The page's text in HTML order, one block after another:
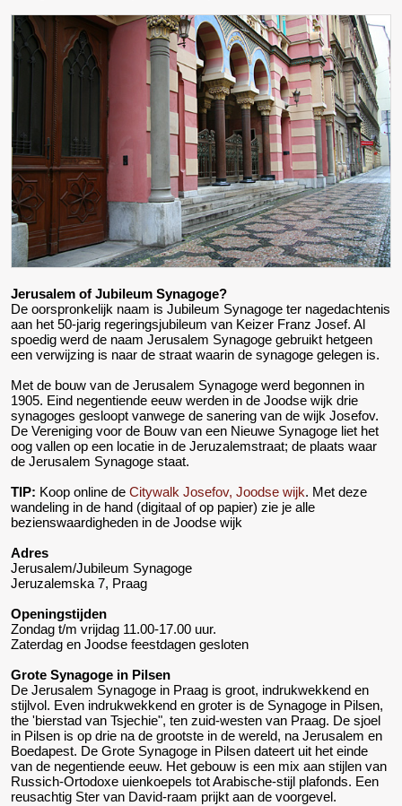
Jerusalem of Jubileum Synagoge?
De oorspronkelijk naam is Jubileum Synagoge ter nagedachtenis
aan het 50-jarig regeringsjubileum van Keizer Franz Josef. Al
spoedig werd de naam Jerusalem Synagoge gebruikt hetgeen
een verwijzing is naar de straat waarin de synagoge gelegen is.
Met de bouw van de Jerusalem Synagoge werd begonnen in
1905. Eind negentiende eeuw werden in de Joodse wijk drie
synagoges gesloopt vanwege de sanering van de wijk Josefov.
De Vereniging voor de Bouw van een Nieuwe Synagoge liet het
oog vallen op een locatie in de Jeruzalemstraat; de plaats waar
de Jerusalem Synagoge staat.
TIP: Koop online de Citywalk Josefov, Joodse wijk. Met deze
wandeling in de hand (digitaal of op papier) zie je alle
bezienswaardigheden in de Joodse wijk
Adres
Jerusalem/Jubileum Synagoge
Jeruzalemska 7, Praag
Openingstijden
Zondag t/m vrijdag 11.00-17.00 uur.
Zaterdag en Joodse feestdagen gesloten
Grote Synagoge in Pilsen
De Jerusalem Synagoge in Praag is groot, indrukwekkend en
stijlvol. Even indrukwekkend en groter is de Synagoge in Pilsen,
the 'bierstad van Tsjechie", ten zuid-westen van Praag. De sjoel
in Pilsen is op drie na de grootste in de wereld, na Jerusalem en
Boedapest. De Grote Synagoge in Pilsen dateert uit het einde
van de negentiende eeuw. Het gebouw is een mix aan stijlen van
Russich-Ortodoxe uienkoepels tot Arabische-stijl plafonds. Een
reusachtig Ster van David-raam prijkt aan de voorgevel.